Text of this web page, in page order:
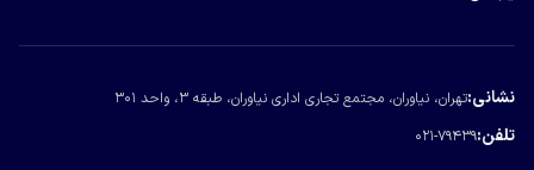
مجله یابکس
نشانی:تهران، نیاوران، مجتمع تجاری اداری نیاوران، طبقه ۳، واحد ۳۰۱
تلفن:021-79439